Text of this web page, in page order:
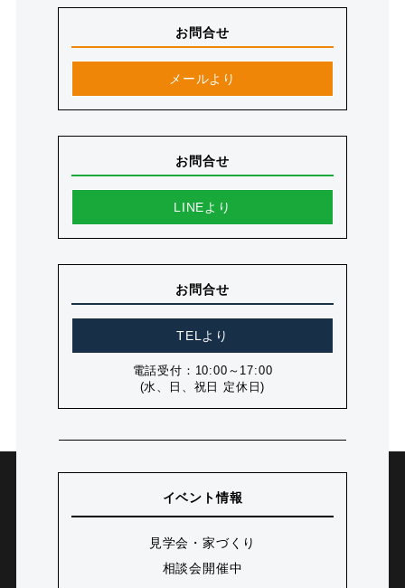
お問合せ
メールより
お問合せ
LINEより
お問合せ
TELより
電話受付：10:00～17:00
(水、日、祝日 定休日)
イベント情報
見学会・家づくり
相談会開催中